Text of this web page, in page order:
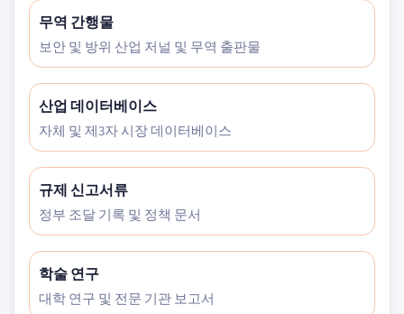
무역 간행물
보안 및 방위 산업 저널 및 무역 출판물
산업 데이터베이스
자체 및 제3자 시장 데이터베이스
규제 신고서류
정부 조달 기록 및 정책 문서
학술 연구
대학 연구 및 전문 기관 보고서